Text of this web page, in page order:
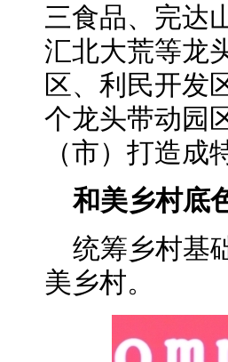
三食品、完达
汇北大荒等龙
区、利民开发
个龙头带动园
（市）打造成
和美乡村底
统筹乡村基
美乡村。